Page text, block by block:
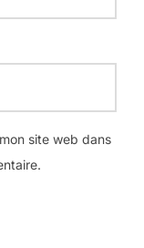
site web dans